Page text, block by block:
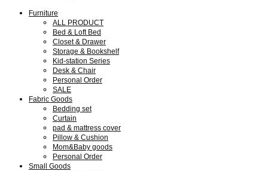
Furniture
ALL PRODUCT
Bed & Loft Bed
Closet & Drawer
Storage & Bookshelf
Kid-station Series
Desk & Chair
Personal Order
SALE
Fabric Goods
Bedding set
Curtain
pad & mattress cover
Pillow & Cushion
Mom&Baby goods
Personal Order
Small Goods